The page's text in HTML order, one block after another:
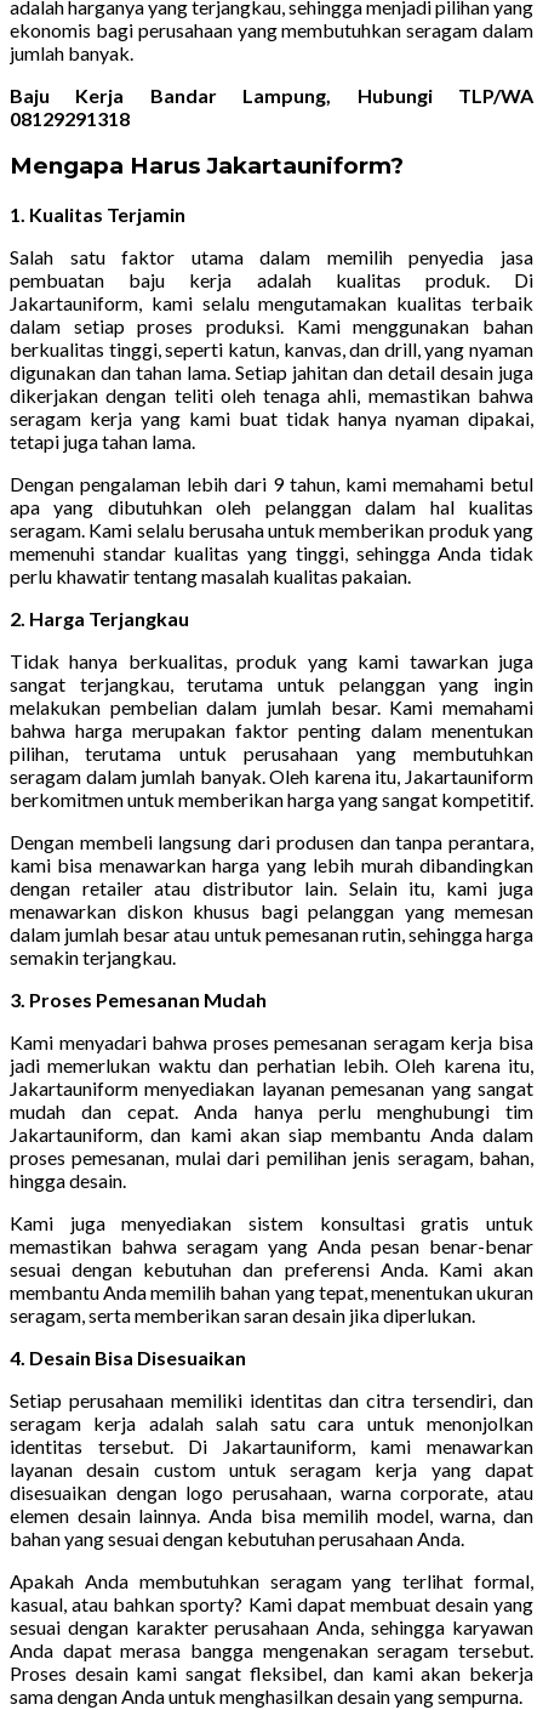
adalah harganya yang terjangkau, sehingga menjadi pilihan yang
ekonomis bagi perusahaan yang membutuhkan seragam dalam
jumlah banyak.
Baju Kerja Bandar Lampung, Hubungi TLP/WA
08129291318
Mengapa Harus Jakartauniform?
1. Kualitas Terjamin
Salah satu faktor utama dalam memilih penyedia jasa
pembuatan baju kerja adalah kualitas produk. Di
Jakartauniform, kami selalu mengutamakan kualitas terbaik
dalam setiap proses produksi. Kami menggunakan bahan
berkualitas tinggi, seperti katun, kanvas, dan drill, yang nyaman
digunakan dan tahan lama. Setiap jahitan dan detail desain juga
dikerjakan dengan teliti oleh tenaga ahli, memastikan bahwa
seragam kerja yang kami buat tidak hanya nyaman dipakai,
tetapi juga tahan lama.
Dengan pengalaman lebih dari 9 tahun, kami memahami betul
apa yang dibutuhkan oleh pelanggan dalam hal kualitas
seragam. Kami selalu berusaha untuk memberikan produk yang
memenuhi standar kualitas yang tinggi, sehingga Anda tidak
perlu khawatir tentang masalah kualitas pakaian.
2. Harga Terjangkau
Tidak hanya berkualitas, produk yang kami tawarkan juga
sangat terjangkau, terutama untuk pelanggan yang ingin
melakukan pembelian dalam jumlah besar. Kami memahami
bahwa harga merupakan faktor penting dalam menentukan
pilihan, terutama untuk perusahaan yang membutuhkan
seragam dalam jumlah banyak. Oleh karena itu, Jakartauniform
berkomitmen untuk memberikan harga yang sangat kompetitif.
Dengan membeli langsung dari produsen dan tanpa perantara,
kami bisa menawarkan harga yang lebih murah dibandingkan
dengan retailer atau distributor lain. Selain itu, kami juga
menawarkan diskon khusus bagi pelanggan yang memesan
dalam jumlah besar atau untuk pemesanan rutin, sehingga harga
semakin terjangkau.
3. Proses Pemesanan Mudah
Kami menyadari bahwa proses pemesanan seragam kerja bisa
jadi memerlukan waktu dan perhatian lebih. Oleh karena itu,
Jakartauniform menyediakan layanan pemesanan yang sangat
mudah dan cepat. Anda hanya perlu menghubungi tim
Jakartauniform, dan kami akan siap membantu Anda dalam
proses pemesanan, mulai dari pemilihan jenis seragam, bahan,
hingga desain.
Kami juga menyediakan sistem konsultasi gratis untuk
memastikan bahwa seragam yang Anda pesan benar-benar
sesuai dengan kebutuhan dan preferensi Anda. Kami akan
membantu Anda memilih bahan yang tepat, menentukan ukuran
seragam, serta memberikan saran desain jika diperlukan.
4. Desain Bisa Disesuaikan
Setiap perusahaan memiliki identitas dan citra tersendiri, dan
seragam kerja adalah salah satu cara untuk menonjolkan
identitas tersebut. Di Jakartauniform, kami menawarkan
layanan desain custom untuk seragam kerja yang dapat
disesuaikan dengan logo perusahaan, warna corporate, atau
elemen desain lainnya. Anda bisa memilih model, warna, dan
bahan yang sesuai dengan kebutuhan perusahaan Anda.
Apakah Anda membutuhkan seragam yang terlihat formal,
kasual, atau bahkan sporty? Kami dapat membuat desain yang
sesuai dengan karakter perusahaan Anda, sehingga karyawan
Anda dapat merasa bangga mengenakan seragam tersebut.
Proses desain kami sangat fleksibel, dan kami akan bekerja
sama dengan Anda untuk menghasilkan desain yang sempurna.